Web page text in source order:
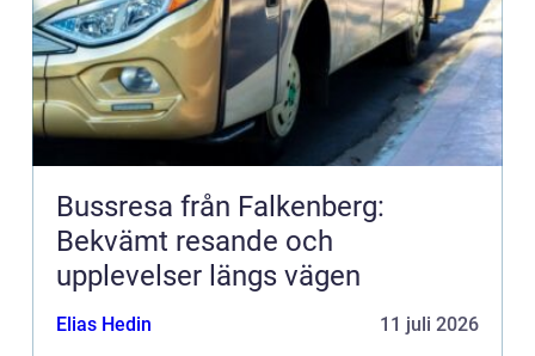
Bussresa från Falkenberg:
Bekvämt resande och
upplevelser längs vägen
Elias Hedin 11 juli 2026